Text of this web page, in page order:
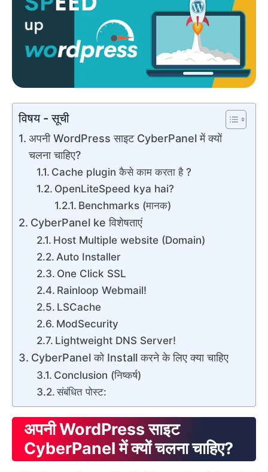
विषय - सूची
अपनी WordPress साइट CyberPanel में क्यों
चलना चाहिए?
Cache plugin कैसे काम करता है ?
OpenLiteSpeed kya hai?
Benchmarks (मानक)
CyberPanel ke विशेषताएं
Host Multiple website (Domain)
Auto Installer
One Click SSL
Rainloop Webmail!
LSCache
ModSecurity
Lightweight DNS Server!
CyberPanel को Install करने के लिए क्या चाहिए
Conclusion (निष्कर्ष)
संबंधित पोस्ट:
अपनी WordPress साइट
CyberPanel में क्यों चलना चाहिए?